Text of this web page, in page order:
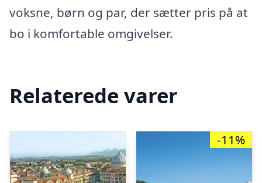
voksne, børn og par, der sætter pris på at
bo i komfortable omgivelser.
Relaterede varer
-11%